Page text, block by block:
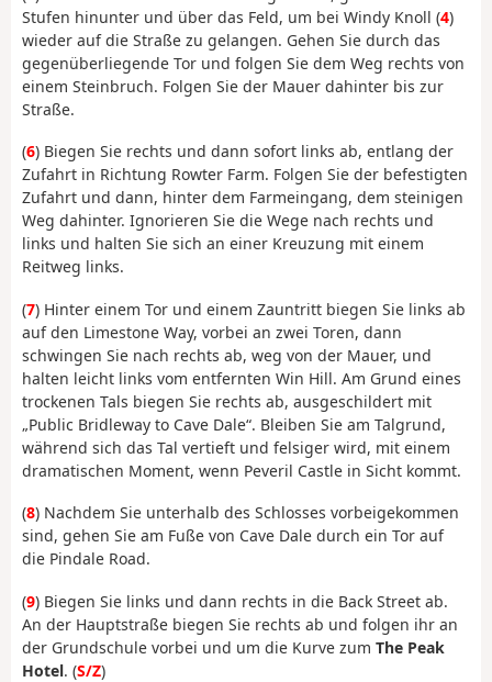
Stufen hinunter und über das Feld, um bei Windy Knoll (4)
wieder auf die Straße zu gelangen. Gehen Sie durch das
gegenüberliegende Tor und folgen Sie dem Weg rechts von
einem Steinbruch. Folgen Sie der Mauer dahinter bis zur
Straße.
(6) Biegen Sie rechts und dann sofort links ab, entlang der
Zufahrt in Richtung Rowter Farm. Folgen Sie der befestigten
Zufahrt und dann, hinter dem Farmeingang, dem steinigen
Weg dahinter. Ignorieren Sie die Wege nach rechts und
links und halten Sie sich an einer Kreuzung mit einem
Reitweg links.
(7) Hinter einem Tor und einem Zauntritt biegen Sie links ab
auf den Limestone Way, vorbei an zwei Toren, dann
schwingen Sie nach rechts ab, weg von der Mauer, und
halten leicht links vom entfernten Win Hill. Am Grund eines
trockenen Tals biegen Sie rechts ab, ausgeschildert mit
„Public Bridleway to Cave Dale“. Bleiben Sie am Talgrund,
während sich das Tal vertieft und felsiger wird, mit einem
dramatischen Moment, wenn Peveril Castle in Sicht kommt.
(8) Nachdem Sie unterhalb des Schlosses vorbeigekommen
sind, gehen Sie am Fuße von Cave Dale durch ein Tor auf
die Pindale Road.
(9) Biegen Sie links und dann rechts in die Back Street ab.
An der Hauptstraße biegen Sie rechts ab und folgen ihr an
der Grundschule vorbei und um die Kurve zum The Peak
Hotel. (S/Z)